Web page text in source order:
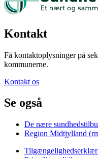
Kontakt
Få kontaktoplysninger på
kommunerne.
Kontakt os
Se også
De nære
Region Midtjylland